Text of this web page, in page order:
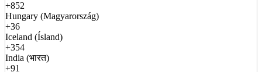
+852
Hungary (Magyarország)
+36
Iceland (Ísland)
+354
India (भारत)
+91